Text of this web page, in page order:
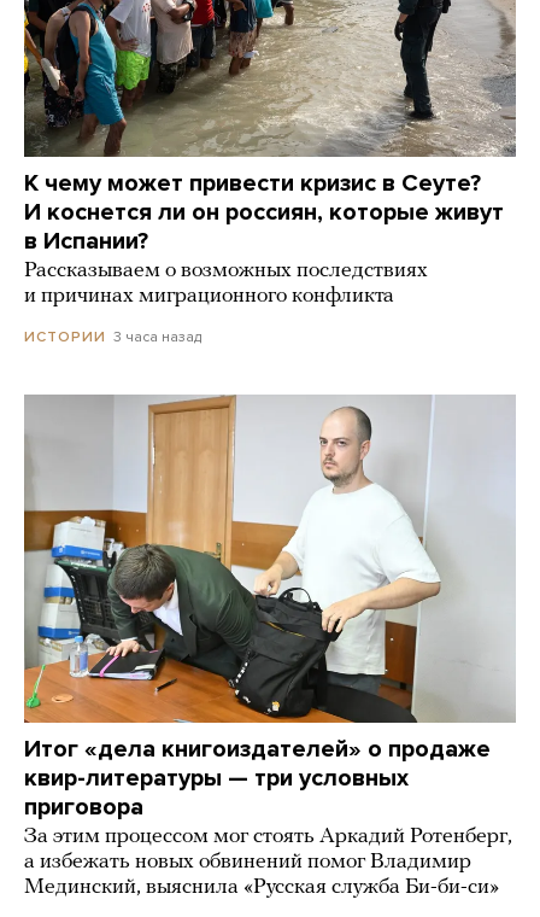
К чему может привести кризис в Сеуте?
И коснется ли он россиян, которые живут
в Испании?
Рассказываем о возможных последствиях
и причинах миграционного конфликта
ИСТОРИИ 3 часа назад
Итог «дела книгоиздателей» о продаже
квир-литературы — три условных
приговора
За этим процессом мог стоять Аркадий Ротенберг,
а избежать новых обвинений помог Владимир
Мединский, выяснила «Русская служба Би-би-си»